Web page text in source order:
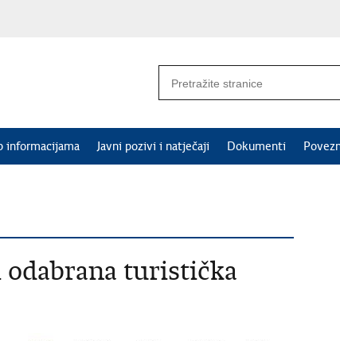
informacijama Javni pozivi i natječaji Dokumenti
odabrana turistička